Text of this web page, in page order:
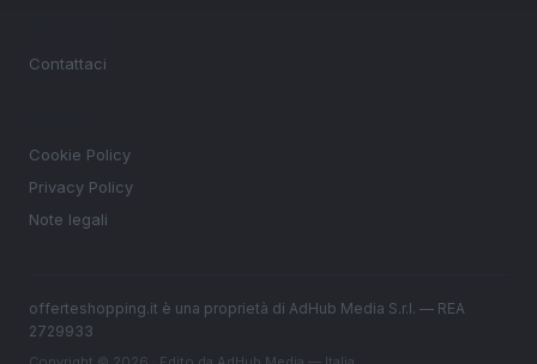
Contattaci
Cookie Policy
Privacy Policy
Note legali
offerteshopping.it è una proprietà di AdHub Media S.r.l. — REA
2729933